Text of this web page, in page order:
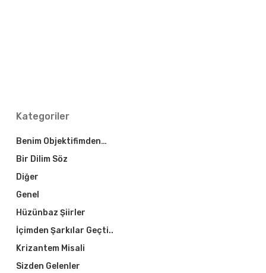
Kategoriler
Benim Objektifimden…
Bir Dilim Söz
Diğer
Genel
Hüzünbaz Şiirler
İçimden Şarkılar Geçti..
Krizantem Misali
Sizden Gelenler